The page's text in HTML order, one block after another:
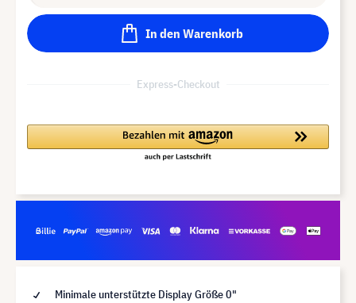
In den Warenkorb
Express-Checkout
Minimale unterstützte Display Größe 0"